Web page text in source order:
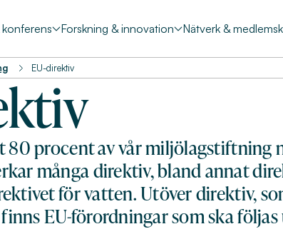
konferens Forskning & innovation Nätverk &
EU-direktiv
80 procent av vår miljölagstiftning
många direktiv, bland annat
för vatten. Utöver direktiv,
EU-förordningar som ska